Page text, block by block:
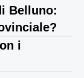
Belluno:
i